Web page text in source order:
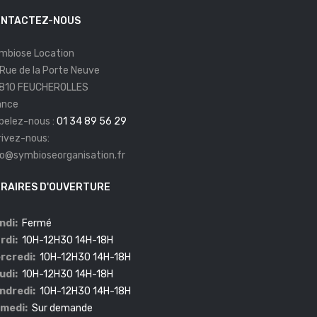
NOUS
Location
de la Porte Neuve
FEUCHEROLLES
nous : 01 34 89 56 29
nous:
D'OUVERTURE
Fermé
10H-12H30 14H-18H
10H-12H30 14H-18H
10H-12H30 14H-18H
10H-12H30 14H-18H
Sur demande